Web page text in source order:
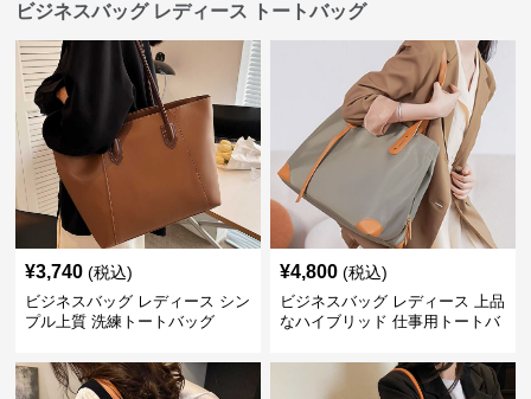
ビジネスバッグ レディース トートバッグ
¥3,740 (税込)
ビジネスバッグ レディース シン
プル上質 洗練トートバッグ
¥4,800 (税込)
ビジネスバッグ レディース 上品
なハイブリッド 仕事用トートバ